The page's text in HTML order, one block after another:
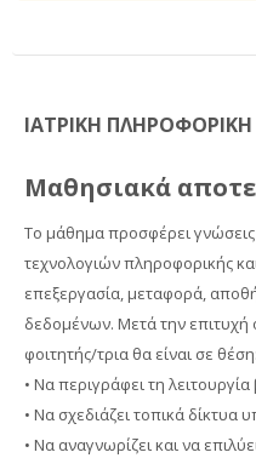
ΙΑΤΡΙΚΗ ΠΛΗΡΟΦΟΡΙΚΗ
Μαθησιακά
Το μάθημα προσφέρει
τεχνολογιών πληροφορικής
επεξεργασία, μεταφορά,
δεδομένων. Μετά την
φοιτητής/τρια θα είναι σε θέση:
• Να περιγράφει τη
• Να σχεδιάζει τοπικά δίκτυα
• Να αναγνωρίζει και να